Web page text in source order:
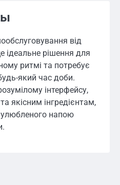
від
ідеальне рішення для
ритмі та потребує
який час доби.
інтерфейсу,
якісним інгредієнтам,
улюбленого напою